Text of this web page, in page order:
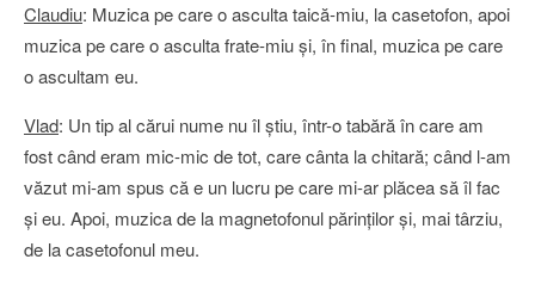
Claudiu: Muzica pe care o asculta taică-miu, la casetofon, apoi
muzica pe care o asculta frate-miu şi, în final, muzica pe care
o ascultam eu.
Vlad: Un tip al cărui nume nu îl ştiu, într-o tabără în care am
fost când eram mic-mic de tot, care cânta la chitară; când l-am
văzut mi-am spus că e un lucru pe care mi-ar plăcea să îl fac
şi eu. Apoi, muzica de la magnetofonul părinţilor şi, mai târziu,
de la casetofonul meu.